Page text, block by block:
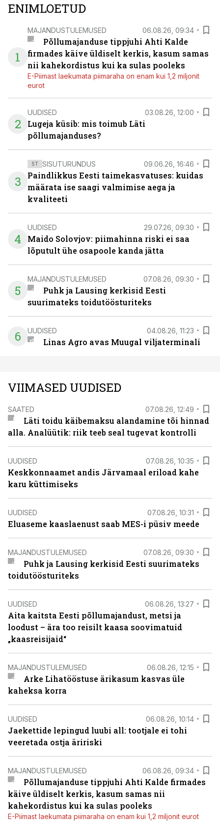
ENIMLOETUD
1
MAJANDUSTULEMUSED 06.08.26, 09:34
Põllumajanduse tippjuhi Ahti Kalde
firmades käive üldiselt kerkis, kasum samas
nii kahekordistus kui ka sulas pooleks
E-Piimast laekumata piimaraha on enam kui 1,2 miljonit
eurot
2
UUDISED 03.08.26, 12:00
Lugeja küsib: mis toimub Läti
põllumajanduses?
3
ST SISUTURUNDUS 09.06.26, 16:46
Paindlikkus Eesti taimekasvatuses: kuidas
määrata ise saagi valmimise aega ja
kvaliteeti
4
UUDISED 29.07.26, 09:30
Maido Solovjov: piimahinna riski ei saa
lõputult ühe osapoole kanda jätta
5
MAJANDUSTULEMUSED 07.08.26, 09:30
Puhk ja Lausing kerkisid Eesti
suurimateks toidutöösturiteks
6 UUDISED 04.08.26, 11:23
Linas Agro avas Muugal viljaterminali
VIIMASED UUDISED
SAATED 07.08.26, 12:49
Läti toidu käibemaksu alandamine tõi hinnad
alla. Analüütik: riik teeb seal tugevat kontrolli
UUDISED 07.08.26, 10:35
Keskkonnaamet andis Järvamaal eriload kahe
karu küttimiseks
UUDISED 07.08.26, 10:31
Eluaseme kaaslaenust saab MES-i püsiv meede
MAJANDUSTULEMUSED 07.08.26, 09:30
Puhk ja Lausing kerkisid Eesti suurimateks
toidutöösturiteks
UUDISED 06.08.26, 13:27
Aita kaitsta Eesti põllumajandust, metsi ja
loodust – ära too reisilt kaasa soovimatuid
„kaasreisijaid“
MAJANDUSTULEMUSED 06.08.26, 12:15
Arke Lihatööstuse ärikasum kasvas üle
kaheksa korra
UUDISED 06.08.26, 10:14
Jaekettide lepingud luubi all: tootjale ei tohi
veeretada ostja äririski
MAJANDUSTULEMUSED 06.08.26, 09:34
Põllumajanduse tippjuhi Ahti Kalde firmades
käive üldiselt kerkis, kasum samas nii
kahekordistus kui ka sulas pooleks
E-Piimast laekumata piimaraha on enam kui 1,2 miljonit eurot